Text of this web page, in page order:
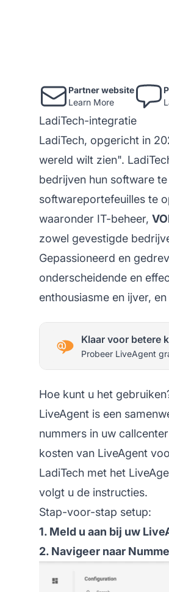
Partner website
Learn More
LadiTech-integratie
LadiTech, opgericht in
wereld wilt zien".
bedrijven hun software
softwareportefeuilles te
waaronder IT-beheer,
zowel gevestigde
Gepassioneerd en
onderscheidende en
enthousiasme en ijver,
Klaar voor betere
Probeer LiveAgent
Hoe kunt u het
LiveAgent is een
nummers in uw
kosten van LiveAgent
LadiTech met het
volgt u de instructies.
Stap-voor-stap setup:
1. Meld u aan bij uw
2. Navigeer naar